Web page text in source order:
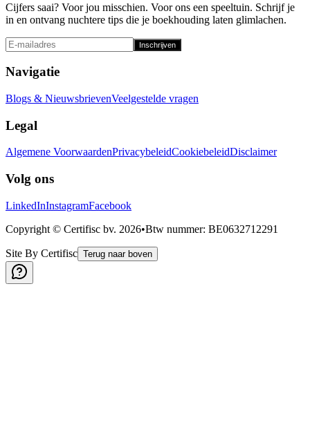
Cijfers saai? Voor jou misschien. Voor ons een speeltuin. Schrijf je
in en ontvang nuchtere tips die je boekhouding laten glimlachen.
Inschrijven
Navigatie
Blogs & NieuwsbrievenVeelgestelde vragen
Legal
Algemene VoorwaardenPrivacybeleidCookiebeleidDisclaimer
Volg ons
LinkedInInstagramFacebook
Copyright © Certifisc bv. 2026•Btw nummer: BE0632712291
Site By Certifisc Terug naar boven